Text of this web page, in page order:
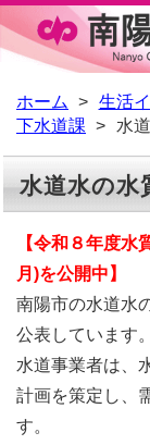
ホーム 生活
下水道課
水
水道水の水
【令和８年度水
月)を公開中】
南陽市の水道水
公表しています。
水道事業者は、
計画を策定し、
す。